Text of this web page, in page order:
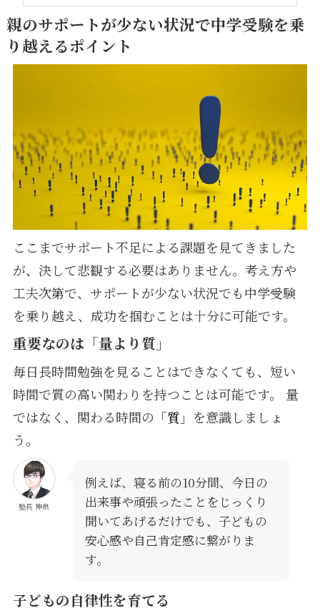
親のサポートが少ない状況で中学受験を乗
り越えるポイント
ここまでサポート不足による課題を見てきました
が、決して悲観する必要はありません。考え方や
工夫次第で、サポートが少ない状況でも中学受験
を乗り越え、成功を掴むことは十分に可能です。
重要なのは「量より質」
毎日長時間勉強を見ることはできなくても、短い
時間で質の高い関わりを持つことは可能です。 量
ではなく、関わる時間の 「質」 を意識しましょ
う。
塾長 神泉
例えば、寝る前の10分間、今日の
出来事や頑張ったことをじっくり
聞いてあげるだけでも、子どもの
安心感や自己肯定感に繋がりま
す。
子どもの自律性を育てる